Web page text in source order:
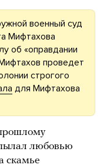
военный суд
Мифтахова
об «оправдании
проведет
строгого
для Мифтахова
любовью
скамье